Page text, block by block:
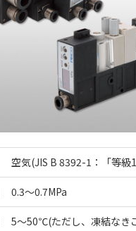
空気(JIS B 8392-1：「等級
0.3～0.7MPa
5～50℃(ただし、凍結なき